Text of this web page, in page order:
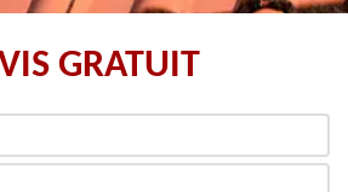
GRATUIT